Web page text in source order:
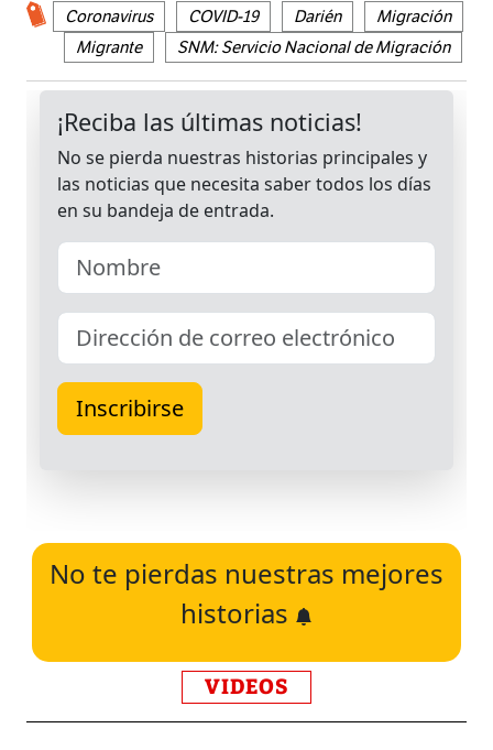
Coronavirus COVID-19 Darién
Migración
Migrante
SNM: Servicio Nacional de Migración
No te pierdas nuestras mejores
historias
VIDEOS